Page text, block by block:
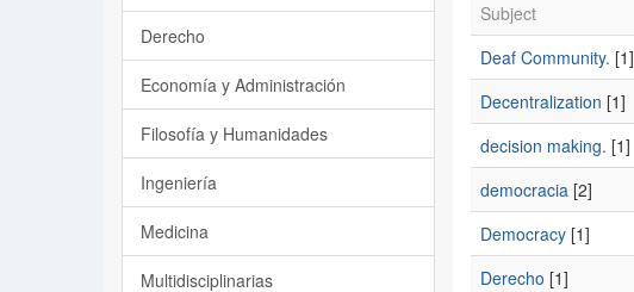
Subject
Deaf Community. [1]
Decentralization [1]
decision making. [1]
democracia[2]
Democracy[1]
Derecho [1]
Derecho
Economía y Administración
Filosofía y Humanidades
Ingeniería
Medicina
Multidisciplinarias